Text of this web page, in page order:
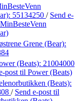
55134250 / Send e-
Grene (Bear):
(Beats): 21004000
post til Power (Beats)
(Beats):
/ Send e-post til